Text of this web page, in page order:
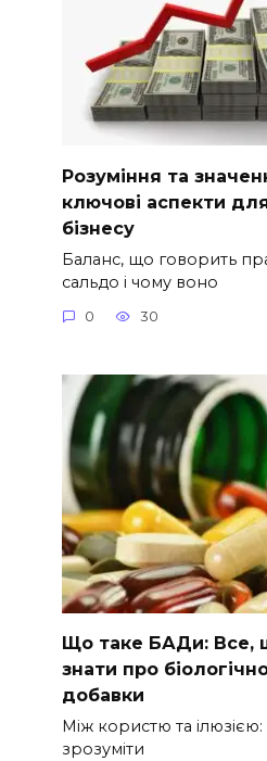
Розуміння та
ключові аспекти
бізнесу
Баланс, що говорить
сальдо і чому воно
0 30
Що таке БАДи: Все,
знати про
добавки
Між користю та
зрозуміти